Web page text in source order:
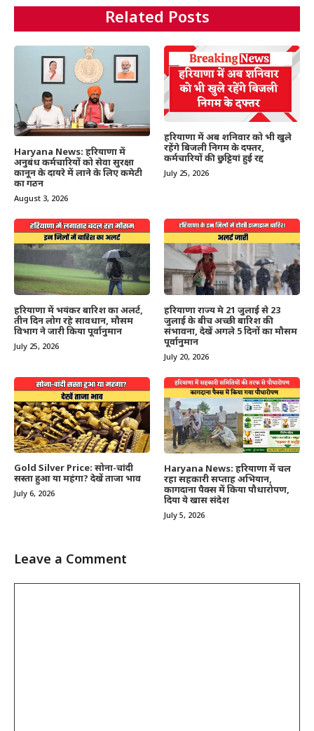
Related Posts
Haryana News: हरियाणा में
अनुबंध कर्मचारियों को सेवा सुरक्षा
कानून के दायरे में लाने के लिए कमेटी
का गठन
August 3, 2026
हरियाणा में अब शनिवार को भी खुले
रहेंगे बिजली निगम के दफ्तर,
कर्मचारियों की छुट्टियां हुई रद्द
July 25, 2026
हरियाणा में भयंकर बारिश का अलर्ट,
तीन दिन लोग रहे सावधान, मौसम
विभाग ने जारी किया पूर्वानुमान
July 25, 2026
हरियाणा राज्य मे 21 जुलाई से 23
जुलाई के बीच अच्छी बारिश की
संभावना, देखें अगले 5 दिनों का मौसम
पूर्वानुमान
July 20, 2026
Gold Silver Price: सोना-चांदी
सस्ता हुआ या महंगा? देखें ताजा भाव
July 6, 2026
Haryana News: हरियाणा में चल
रहा सहकारी सप्ताह अभियान,
कागदाना पैक्स में किया पौधारोपण,
दिया ये खास संदेश
July 5, 2026
Leave a Comment